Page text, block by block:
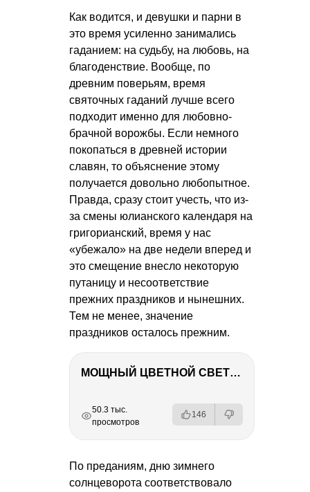
Как водится, и девушки и парни в
это время усиленно занимались
гаданием: на судьбу, на любовь, на
благоденствие. Вообще, по
древним поверьям, время
святочных гаданий лучше всего
подходит именно для любовно-
брачной ворожбы. Если немного
покопаться в древней истории
славян, то объяснение этому
получается довольно любопытное.
Правда, сразу стоит учесть, что из-
за смены юлианского календаря на
григорианский, время у нас
«убежало» на две недели вперед и
это смещение внесло некоторую
путаницу и несоответствие
прежних праздников и нынешних.
Тем не менее, значение
праздников осталось прежним.
МОЩНЫЙ ЦВЕТНОЙ СВЕТ – NANLITE FC-500C
РЕКЛАМА
РЕКЛАМА
РЕКЛАМА
50.3 тыс.
просмотров
146
По преданиям, дню зимнего
солнцеворота соответствовало